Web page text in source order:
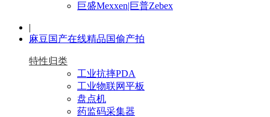
巨盛Mexxen|巨普Zebex
|
麻豆国产在线精品国偷产拍
特性归类
工业抗摔PDA
工业物联网平板
盘点机
药监码采集器